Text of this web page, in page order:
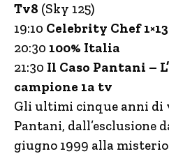
Tv8 (Sky 125)
19:10 Celebrity Chef 1×13
20:30 100% Italia
21:30 Il Caso Pantani –
campione 1a tv
Gli ultimi cinque anni di
Pantani, dall’esclusione
giugno 1999 alla